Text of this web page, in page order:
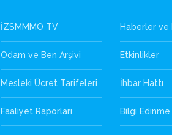
İZSMMMO TV
Odam ve Ben Arşivi
Mesleki Ücret Tarifeleri
Faaliyet Raporları
Haberler ve
Etkinlikler
İhbar Hattı
Bilgi